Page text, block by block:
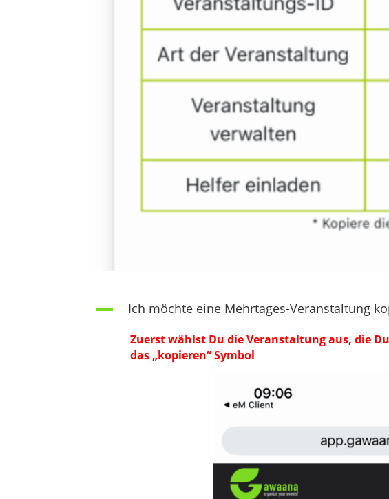
A Ich möchte eine Mehrtages-Veranstaltung
Zuerst wählst Du die Veranstaltung aus, die
das „kopieren“ Symbol